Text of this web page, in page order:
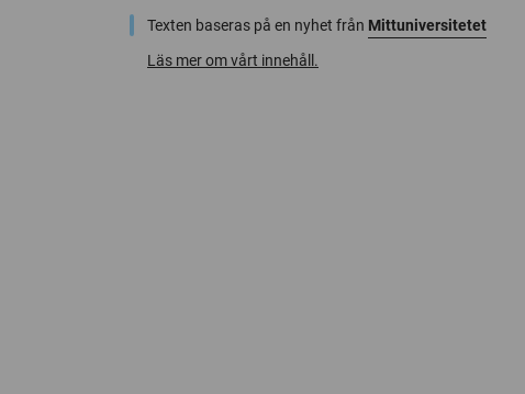
Texten baseras på en nyhet från Mittuniversitetet
Läs mer om vårt innehåll.